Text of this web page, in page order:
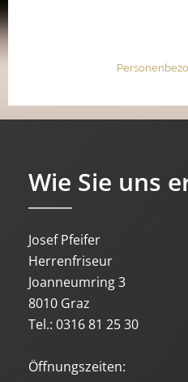
Wie Sie uns
Josef Pfeifer
Herrenfriseur
Joanneumring 3
8010 Graz
Tel.: 0316 81 25 30
Öffnungszeiten: